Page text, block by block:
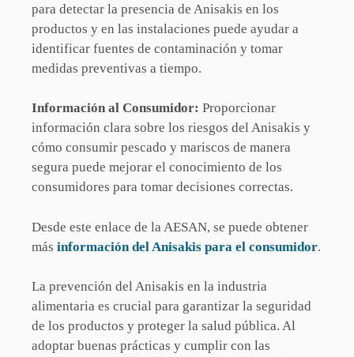
para detectar la presencia de Anisakis en los
productos y en las instalaciones puede ayudar a
identificar fuentes de contaminación y tomar
medidas preventivas a tiempo.
Información al Consumidor: Proporcionar
información clara sobre los riesgos del Anisakis y
cómo consumir pescado y mariscos de manera
segura puede mejorar el conocimiento de los
consumidores para tomar decisiones correctas.
Desde este enlace de la AESAN, se puede obtener
más información del Anisakis para el consumidor.
La prevención del Anisakis en la industria
alimentaria es crucial para garantizar la seguridad
de los productos y proteger la salud pública. Al
adoptar buenas prácticas y cumplir con las